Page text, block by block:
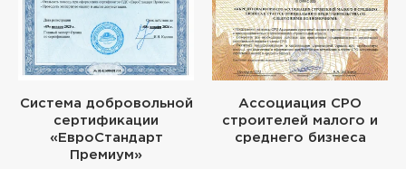
Система добровольной
сертификации
«ЕвроСтандарт
Премиум»
Ассоциация СРО
строителей малого и
среднего бизнеса